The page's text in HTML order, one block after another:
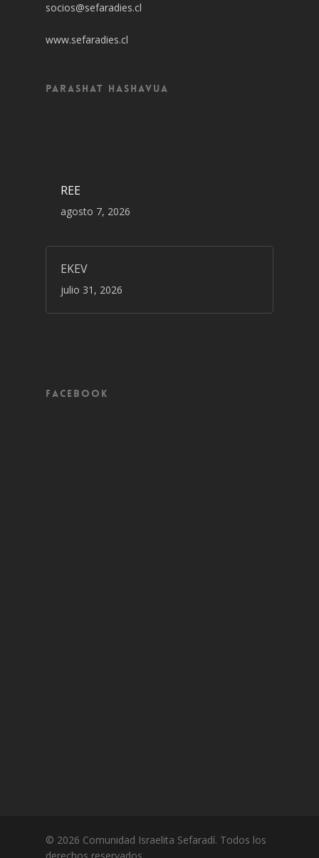
socios@sefaradies.cl
www.sefaradies.cl
Parashat Hashavua
REE
agosto 7, 2026
EKEV
julio 31, 2026
Facebook
© 2026 Comunidad Israelita Sefaradí. Todos los